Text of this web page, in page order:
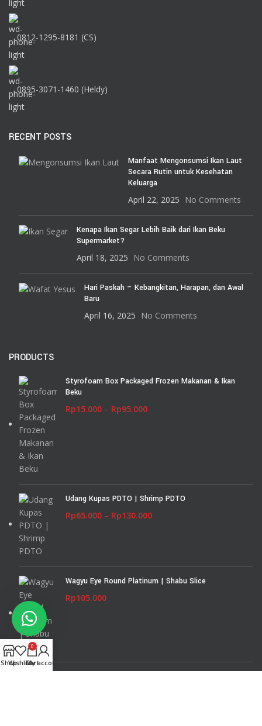
0812-1295-8181 (CS)
0895-3071-1460 (Heldy)
RECENT POSTS
Manfaat Mengonsumsi Ikan Laut
Secara Rutin untuk Kesehatan
Keluarga
April 22, 2025 No Comments
Kenapa Ikan Segar Lebih Baik dari Ikan Beku
Supermarket?
April 18, 2025 No Comments
Hari Paskah – Kebangkitan, Harapan, dan Awal
Baru
April 16, 2025 No Comments
PRODUCTS
Styrofoam Box Packaged Frozen Makanan & Ikan
Beku
Rp15.000 – Rp95.000
Udang Kupas PDTO | Shrimp PDTO
Rp65.000 – Rp130.000
Wagyu Eye Round Platinum | Shabu Slice
Rp105.000
ShopWishlist
0
Cart
My account